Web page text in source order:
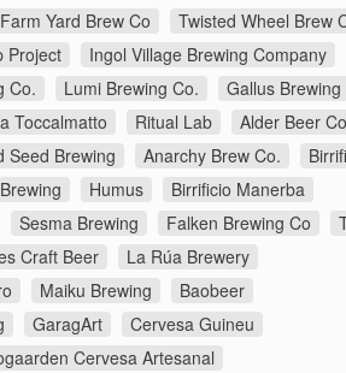
Farm Yard Brew Co
Twisted Wheel Brew
Project
Ingol Village Brewing Company
Co. Lumi Brewing Co.
Gallus Brewing
Toccalmatto Ritual Lab
Alder Beer
Seed Brewing Anarchy Brew Co.
Humus
Birrificio Manerba
Sesma Brewing Falken Brewing Co
Craft Beer
La Rúa Brewery
Maiku Brewing
Baobeer
GaragArt
Cervesa Guineu
Cervesa Artesanal